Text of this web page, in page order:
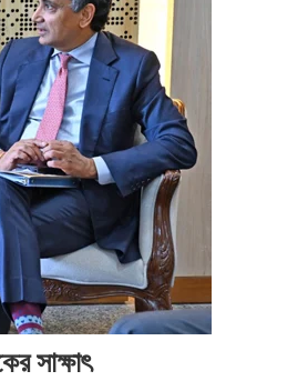
সাক্ষাৎ
সময়
সংবাদ
সংবাদ